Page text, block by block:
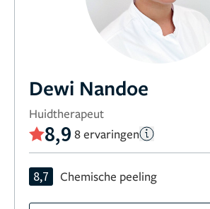
Dewi Nandoe
Huidtherapeut
8,9 8 ervaringen
8,7 Chemische peeling